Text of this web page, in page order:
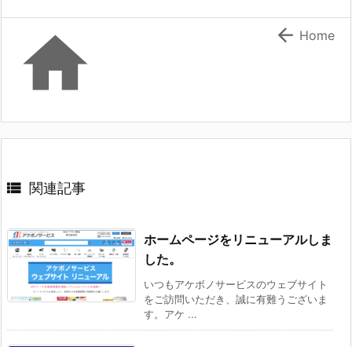
  Home
 関連記事
ホームページをリニューアルしま
した。
いつもアケボノサービスのウェブサイト
をご訪問いただき、誠に有難うございま
す。アケ ...